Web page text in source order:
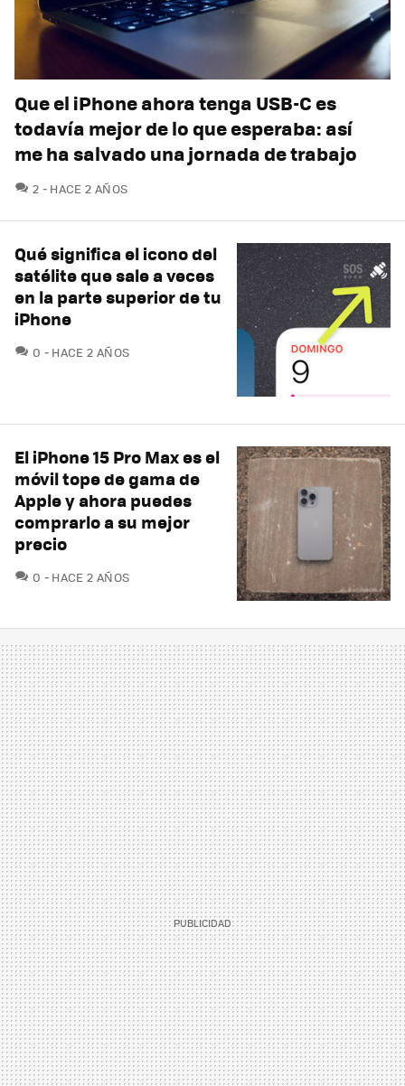
Que el iPhone ahora tenga USB-C es
todavía mejor de lo que esperaba: así
me ha salvado una jornada de trabajo
2 COMENTARIOS
HACE 2 AÑOS
Qué significa el icono del
satélite que sale a veces
en la parte superior de tu
iPhone
0 COMENTARIOS
HACE 2 AÑOS
El iPhone 15 Pro Max es el
móvil tope de gama de
Apple y ahora puedes
comprarlo a su mejor
precio
0 COMENTARIOS
HACE 2 AÑOS